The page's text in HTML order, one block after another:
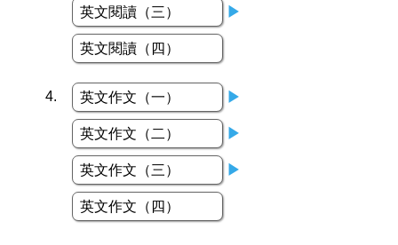
英文閱讀（三） ▶
英文閱讀（四）
4. 英文作文（一） ▶
英文作文（二） ▶
英文作文（三） ▶
英文作文（四）